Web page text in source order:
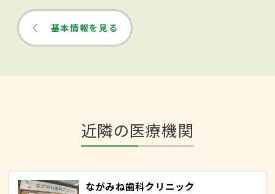
基本情報を見る
近隣の医療機関
ながみね歯科クリニック